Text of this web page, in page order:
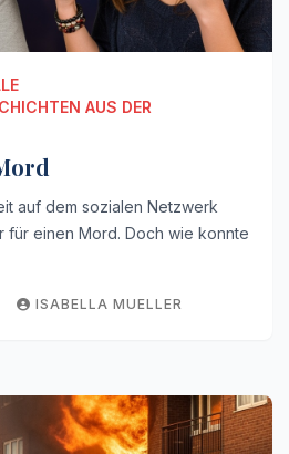
AUS DER
auf dem sozialen Netzwerk
für einen Mord. Doch wie konnte
ISABELLA MUELLER